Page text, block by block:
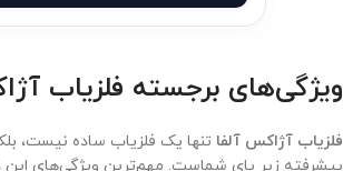
ویژگی‌های برجسته فلزیاب
فلزیاب آژاکس آلفا تنها یک فلزیاب ساده نیست،
پیشرفته زیر پای شماست. مهم‌ترین ویژگی‌های این